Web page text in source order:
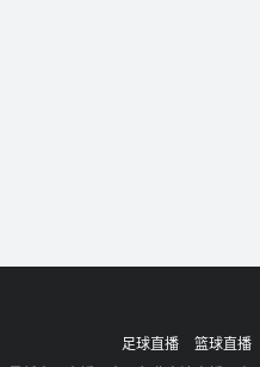
足球直播 篮球直播